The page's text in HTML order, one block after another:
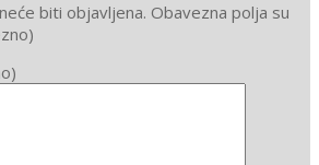
biti objavljena. Obavezna polja su